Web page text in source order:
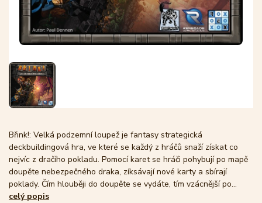
Břink!: Velká podzemní loupež je fantasy strategická
deckbuildingová hra, ve které se každý z hráčů snaží získat co
nejvíc z dračího pokladu. Pomocí karet se hráči pohybují po mapě
doupěte nebezpečného draka, zíksávají nové karty a sbírají
poklady. Čím hlouběji do doupěte se vydáte, tím vzácnější po...
celý popis